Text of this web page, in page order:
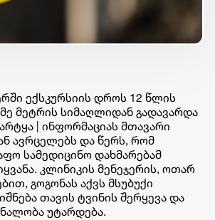
ექსკურსიის დროს 12 წლის
მეტრის სიმაღლიდან გადავარდა
| ინფორმაციას მთავარი
ავრცელებს და წერს, რომ
სამედიცინო დახმარებამ
კლინიკის მენეჯერის, ოთარ
გოგონას აქვს მსუბუქი
თავის ტვინის შერყევა და
უტარდება.